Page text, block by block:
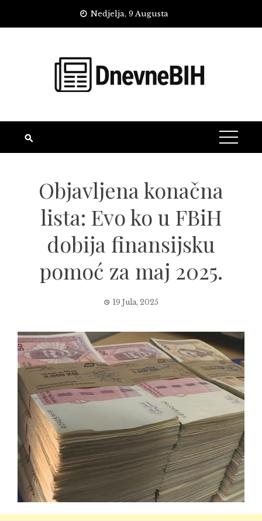
Nedjelja, 9 Augusta
Objavljena konačna
lista: Evo ko u FBiH
dobija finansijsku
pomoć za maj 2025.
19 Jula, 2025